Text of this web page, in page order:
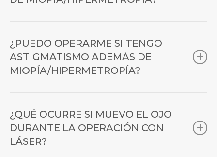
del ojo (miopía,hipermetropíay
astigmatismo) es necesario que la
graduaciónesté estabilizada y esto suele
alrededor de los 20 años
¿PUEDO OPERARME SI TENGO
ASTIGMATISMO ADEMÁS DE
MIOPÍA/HIPERMETROPÍA?
lásercomo conlente, permiten corregir
ambos defectos de forma simultánea.
¿QUÉ OCURRE SI MUEVO EL OJO
DURANTE LA OPERACIÓN CON
LÁSER?